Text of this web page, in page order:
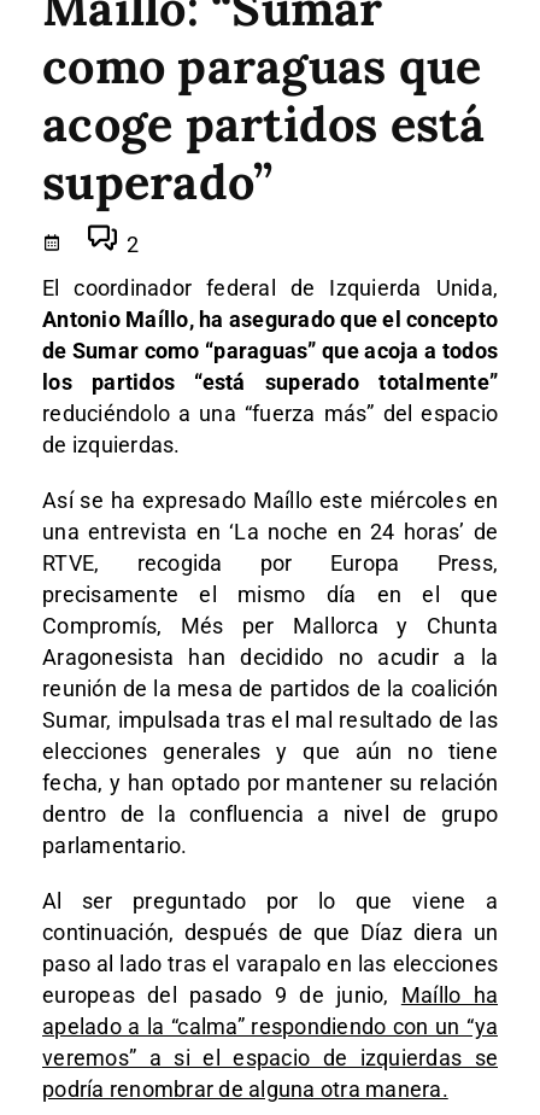
como paraguas que
acoge partidos está
superado”
2
El coordinador federal de Izquierda Unida,
Antonio Maíllo, ha asegurado que el concepto
de Sumar como “paraguas” que acoja a todos
los partidos “está superado totalmente”
reduciéndolo a una “fuerza más” del espacio
de izquierdas.
Así se ha expresado Maíllo este miércoles en
una entrevista en ‘La noche en 24 horas’ de
RTVE, recogida por Europa Press,
precisamente el mismo día en el que
Compromís, Més per Mallorca y Chunta
Aragonesista han decidido no acudir a la
reunión de la mesa de partidos de la coalición
Sumar, impulsada tras el mal resultado de las
elecciones generales y que aún no tiene
fecha, y han optado por mantener su relación
dentro de la confluencia a nivel de grupo
parlamentario.
Al ser preguntado por lo que viene a
continuación, después de que Díaz diera un
paso al lado tras el varapalo en las elecciones
europeas del pasado 9 de junio, Maíllo ha
apelado a la “calma” respondiendo con un “ya
veremos” a si el espacio de izquierdas se
podría renombrar de alguna otra manera.